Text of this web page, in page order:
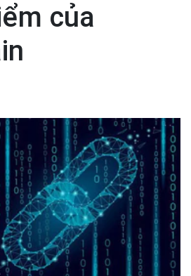
của
sẽ đưa ra bài chia sẻ của tác giả Nghiêm
là công nghệ đứng đằng sau hệ thống
thế giới – Bitcoin. Có thể nói khi Bitcoin
chính thì Blockchain cũng gây sốt
công ty có ý định nghiên cứu và áp
nhiều, lương trả cho kỹ sư Blockchain
cũng muốn đi trước đối thủ, áp dụng